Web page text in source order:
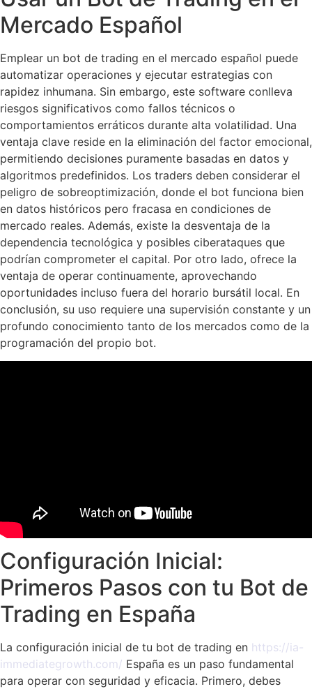
Mercado Español
Emplear un bot de trading en el mercado español puede
automatizar operaciones y ejecutar estrategias con
rapidez inhumana. Sin embargo, este software conlleva
riesgos significativos como fallos técnicos o
comportamientos erráticos durante alta volatilidad. Una
ventaja clave reside en la eliminación del factor emocional,
permitiendo decisiones puramente basadas en datos y
algoritmos predefinidos. Los traders deben considerar el
peligro de sobreoptimización, donde el bot funciona bien
en datos históricos pero fracasa en condiciones de
mercado reales. Además, existe la desventaja de la
dependencia tecnológica y posibles ciberataques que
podrían comprometer el capital. Por otro lado, ofrece la
ventaja de operar continuamente, aprovechando
oportunidades incluso fuera del horario bursátil local. En
conclusión, su uso requiere una supervisión constante y un
profundo conocimiento tanto de los mercados como de la
programación del propio bot.
Configuración Inicial:
Primeros Pasos con tu Bot de
Trading en España
La configuración inicial de tu bot de trading en https://ia-
immediategrowth.com/ España es un paso fundamental
para operar con seguridad y eficacia. Primero, debes